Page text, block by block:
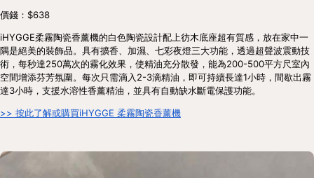
價錢：$638
iHYGGE柔霧陶瓷香薰機的白色陶瓷設計配上彷木底座超有質感，放在家中一
隅是絕美的裝飾品。具有擴香、加濕、七彩夜燈三大功能，透過超聲波震動技
術，每秒達250萬次的霧化效果，使精油充分散發，能為200-500平方尺室內
空間增添芬芳氛圍。每次只需滴入2-3滴精油，即可持續長達1小時，間歇出霧
達3小時，支援水溶性香薰精油，並具有自動缺水斷電保護功能。
>> 按此了解或購買iHYGGE 柔霧陶瓷香薰機